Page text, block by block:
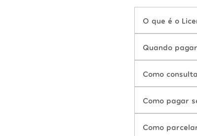
O que é o
Quando
Como
Como pagar
Como